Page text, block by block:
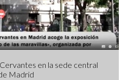
en la sede central
Madrid